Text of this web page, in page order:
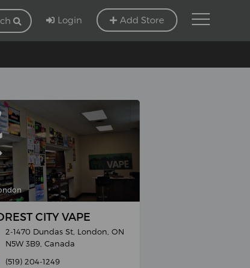
Login Add Store
CITY VAPE
2-1470 Dundas St, London, ON
N5W 3B9, Canada
(519) 204-1249